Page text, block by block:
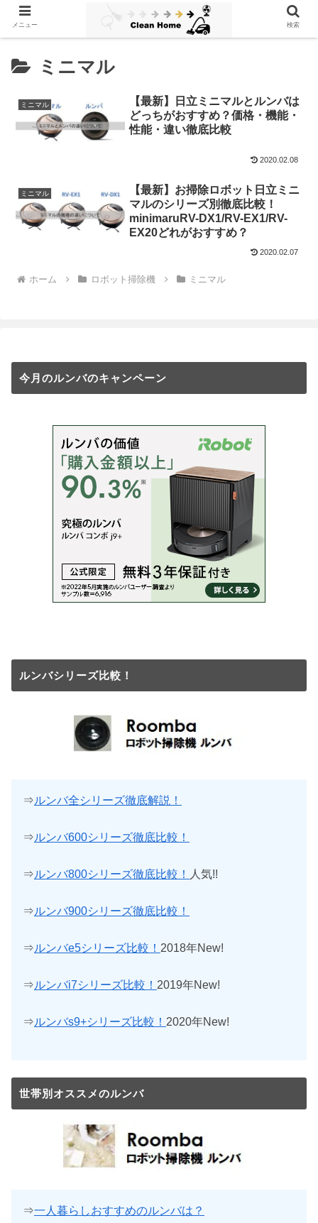
ミニマル
ミニマル
【最新】日立ミニマルとルンバは
どっちがおすすめ？価格・機能・
性能・違い徹底比較
2020.02.08
ミニマル
【最新】お掃除ロボット日立ミニ
マルのシリーズ別徹底比較！
minimaruRV-DX1/RV-EX1/RV-
EX20どれがおすすめ？
2020.02.07
ホーム ロボット掃除機 ミニマル
今月のルンバのキャンペーン
ルンバシリーズ比較！
⇒ルンバ全シリーズ徹底解説！
⇒ルンバ600シリーズ徹底比較！
⇒ルンバ800シリーズ徹底比較！ 人気!!
⇒ルンバ900シリーズ徹底比較！
⇒ルンバe5シリーズ比較！ 2018年New!
⇒ルンバi7シリーズ比較！ 2019年New!
⇒ルンバs9+シリーズ比較！ 2020年New!
世帯別オススメのルンバ
⇒一人暮らしおすすめのルンバは？
メニュー 検索